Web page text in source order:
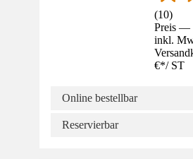
(10)
Preis —
inkl.
€*/ ST
Online bestellbar
Reservierbar